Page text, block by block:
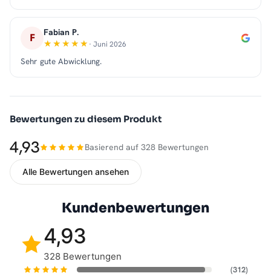
F Fabian P.
· Juni 2026
Sehr gute Abwicklung.
Bewertungen zu diesem Produkt
4,93 Basierend auf 328 Bewertungen
Alle Bewertungen ansehen
Kundenbewertungen
4,93
328 Bewertungen
(312)